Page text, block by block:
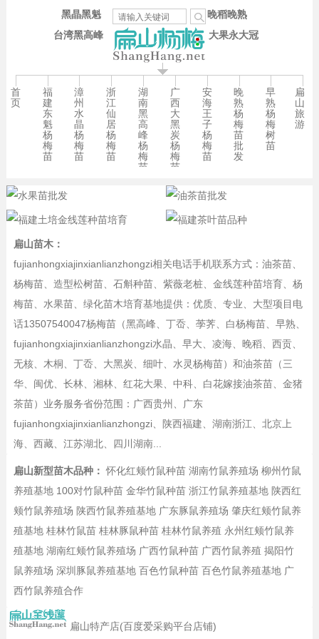
台湾黑高峰
晚稻晚熟
大果永大冠
黑晶黑魁
首
页
福
建
东
魁
杨
梅
苗
漳
州
水
晶
杨
梅
苗
浙
江
仙
居
杨
梅
苗
湖
南
黑
高
峰
杨
梅
苗
广
西
大
黑
炭
杨
梅
苗
安
海
王
子
杨
梅
苗
晚
熟
杨
梅
苗
批
发
早
熟
杨
梅
树
苗
扁
山
旅
游
扁山苗木：
fujianhongxiajinxianlianzhongzi相关电话手机联系方式：油茶苗、
杨梅苗、造型松树苗、石斛种苗、紫薇老桩、金线莲种苗培育、杨
梅苗、水果苗、绿化苗木培育基地提供：优质、专业、大型项目电
话13507540047杨梅苗（黑高峰、丁岙、荸荠、白杨梅苗、早熟、
fujianhongxiajinxianlianzhongzi水晶、早大、凌海、晚稻、西贡、
无核、木桐、丁岙、大黑炭、细叶、水灵杨梅苗）和油茶苗（三
华、闽优、长林、湘林、红花大果、中科、白花嫁接油茶苗、金猪
茶苗）业务服务省份范围：广西贵州、广东
fujianhongxiajinxianlianzhongzi、陕西福建、湖南浙江、北京上
海、西藏、江苏湖北、四川湖南...
扁山新型苗木品种： 怀化红颊竹鼠种苗 湖南竹鼠养殖场 柳州竹鼠
养殖基地 100对竹鼠种苗 金华竹鼠种苗 浙江竹鼠养殖基地 陕西红
颊竹鼠养殖场 陕西竹鼠养殖基地 广东豚鼠养殖场 肇庆红颊竹鼠养
殖基地 桂林竹鼠苗 桂林豚鼠种苗 桂林竹鼠养殖 永州红颊竹鼠养
殖基地 湖南红颊竹鼠养殖场 广西竹鼠种苗 广西竹鼠养殖 揭阳竹
鼠养殖场 深圳豚鼠养殖基地 百色竹鼠种苗 百色竹鼠养殖基地 广
西竹鼠养殖合作
扁山特产店(百度爱采购平台店铺)